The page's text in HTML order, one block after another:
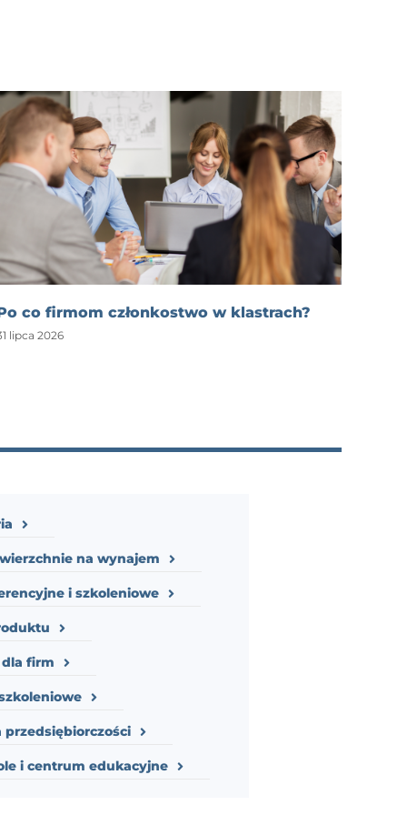
co firmom członkostwo w klastrach?
lipca 2026
na wynajem
i szkoleniowe
firm
przedsiębiorczości
i centrum edukacyjne